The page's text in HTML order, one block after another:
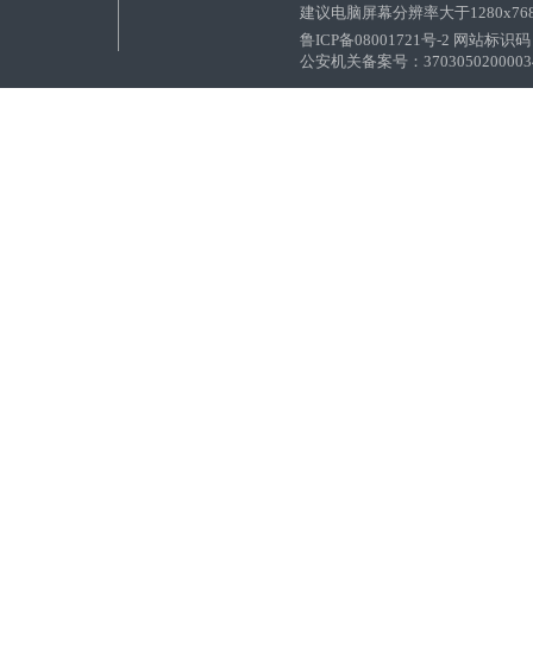
建议电脑屏幕分辨率大于
鲁ICP备08001721号-2 网站标识
公安机关备案号：